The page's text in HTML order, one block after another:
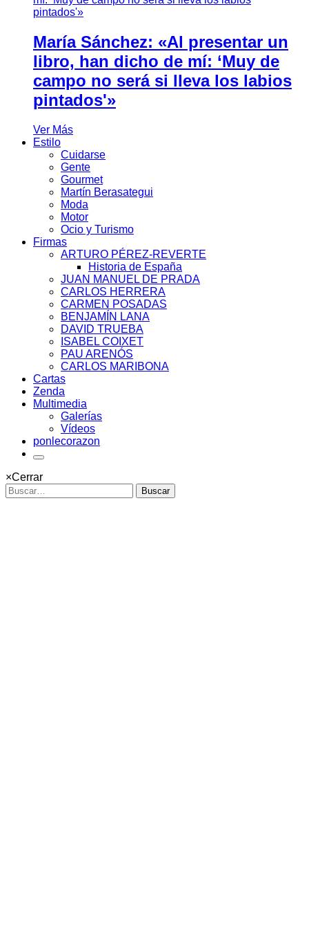
María Sánchez: «Al presentar un
libro, han dicho de mí: ‘Muy de
campo no será si lleva los labios
pintados'»
Ver Más
Estilo
Cuidarse
Gente
Gourmet
Martín Berasategui
Moda
Motor
Ocio y Turismo
Firmas
ARTURO PÉREZ-REVERTE
Historia de España
JUAN MANUEL DE PRADA
CARLOS HERRERA
CARMEN POSADAS
BENJAMÍN LANA
DAVID TRUEBA
ISABEL COIXET
PAU ARENÓS
CARLOS MARIBONA
Cartas
Zenda
Multimedia
Galerías
Vídeos
ponlecorazon
×Cerrar
Buscar